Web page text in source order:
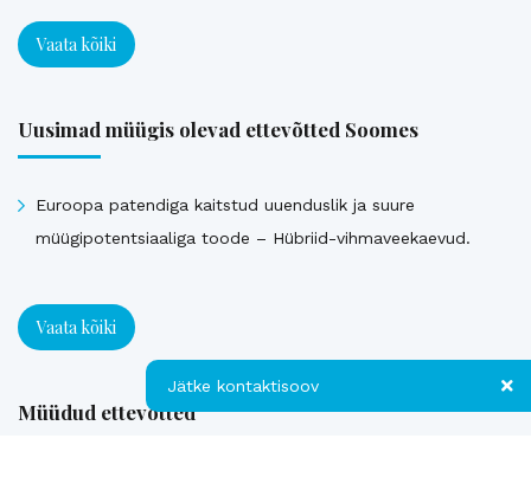
Vaata kõiki
Uusimad müügis olevad ettevõtted Soomes
Euroopa patendiga kaitstud uuenduslik ja suure
müügipotentsiaaliga toode – Hübriid-vihmaveekaevud.
Vaata kõiki
Müüdud ettevõtted
Jätke kontaktisoov